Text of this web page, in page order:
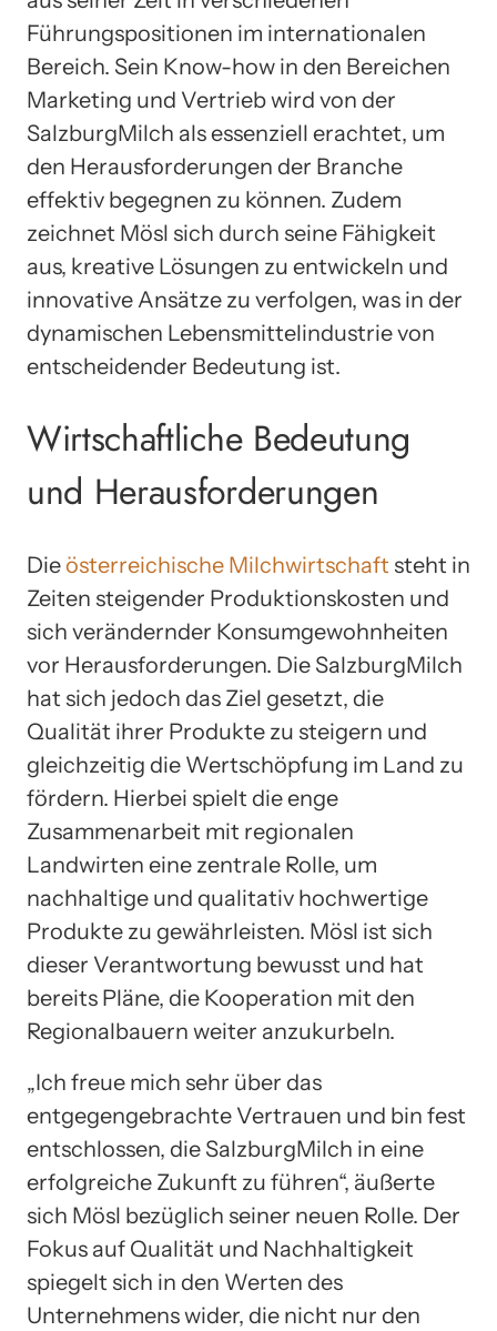
Führungspositionen im internationalen
Bereich. Sein Know-how in den Bereichen
Marketing und Vertrieb wird von der
SalzburgMilch als essenziell erachtet, um
den Herausforderungen der Branche
effektiv begegnen zu können. Zudem
zeichnet Mösl sich durch seine Fähigkeit
aus, kreative Lösungen zu entwickeln und
innovative Ansätze zu verfolgen, was in der
dynamischen Lebensmittelindustrie von
entscheidender Bedeutung ist.
Wirtschaftliche Bedeutung
und Herausforderungen
Dieösterreichische Milchwirtschaft steht in
Zeiten steigender Produktionskosten und
sich verändernder Konsumgewohnheiten
vor Herausforderungen. Die SalzburgMilch
hat sich jedoch das Ziel gesetzt, die
Qualität ihrer Produkte zu steigern und
gleichzeitig die Wertschöpfung im Land zu
fördern. Hierbei spielt die enge
Zusammenarbeit mit regionalen
Landwirten eine zentrale Rolle, um
nachhaltige und qualitativ hochwertige
Produkte zu gewährleisten. Mösl ist sich
dieser Verantwortung bewusst und hat
bereits Pläne, die Kooperation mit den
Regionalbauern weiter anzukurbeln.
„Ich freue mich sehr über das
entgegengebrachte Vertrauen und bin fest
entschlossen, die SalzburgMilch in eine
erfolgreiche Zukunft zu führen“, äußerte
sich Mösl bezüglich seiner neuen Rolle. Der
Fokus auf Qualität und Nachhaltigkeit
spiegelt sich in den Werten des
Unternehmens wider, die nicht nur den